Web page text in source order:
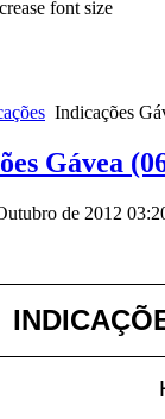
Indicações
Gávea
de 2012